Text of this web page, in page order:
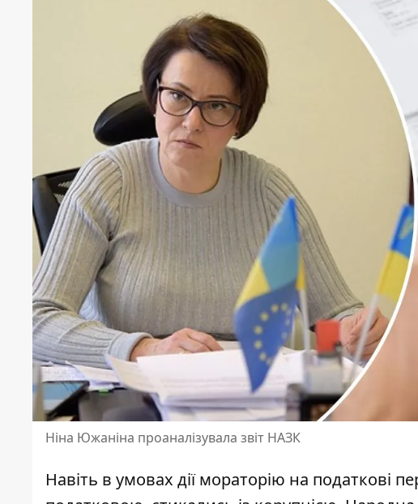
Ніна Южаніна проаналізувала звіт НАЗК
Навіть в умовах дії мораторію на податкові